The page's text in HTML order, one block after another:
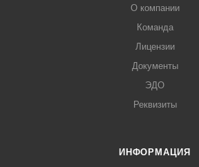
О компании
Команда
Лицензии
Документы
ЭДО
Реквизиты
ИНФОРМАЦИЯ